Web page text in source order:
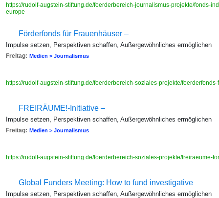
https://rudolf-augstein-stiftung.de/foerderbereich-journalismus-projekte/fonds-
europe
Förderfonds für Frauenhäuser –
Impulse setzen, Perspektiven schaffen, Außergewöhnliches ermöglichen
Freitag: Medien > Journalismus
https://rudolf-augstein-stiftung.de/foerderbereich-soziales-projekte/
FREIRÄUME!-Initiative –
Impulse setzen, Perspektiven schaffen, Außergewöhnliches ermöglichen
Freitag: Medien > Journalismus
https://rudolf-augstein-stiftung.de/foerderbereich-soziales-projekte/freiraeume-
Global Funders Meeting: How to fund investigative
Impulse setzen, Perspektiven schaffen, Außergewöhnliches ermöglichen